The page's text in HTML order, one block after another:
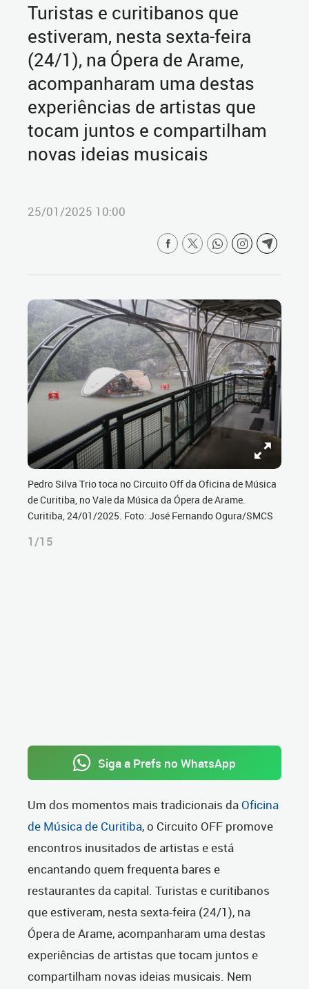
Turistas e curitibanos que
estiveram, nesta sexta-feira
(24/1), na Ópera de Arame,
acompanharam uma destas
experiências de artistas que
tocam juntos e compartilham
novas ideias musicais
25/01/2025 10:00
Pedro Silva Trio toca no Circuito Off da Oficina de Música
de Curitiba, no Vale da Música da Ópera de Arame.
Curitiba, 24/01/2025. Foto: José Fernando Ogura/SMCS
1/15
Siga a Prefs no WhatsApp
Um dos momentos mais tradicionais da Oficina
de Música de Curitiba, o Circuito OFF promove
encontros inusitados de artistas e está
encantando quem frequenta bares e
restaurantes da capital. Turistas e curitibanos
que estiveram, nesta sexta-feira (24/1), na
Ópera de Arame, acompanharam uma destas
experiências de artistas que tocam juntos e
compartilham novas ideias musicais. Nem